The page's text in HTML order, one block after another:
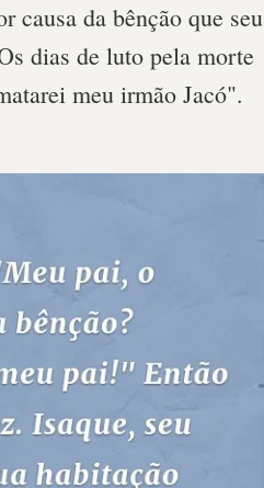
causa da bênção que seu
dias de luto pela morte
meu irmão Jacó".